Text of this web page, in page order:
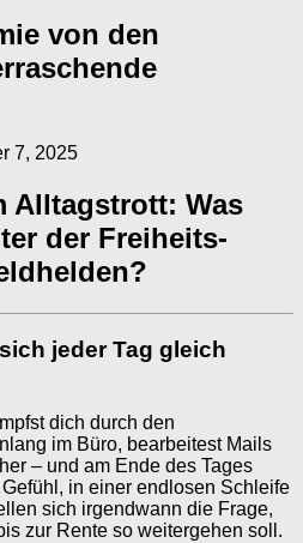
von den
7, 2025
Alltagstrott: Was
der Freiheits-
jeder Tag gleich
dich durch den
im Büro, bearbeitest Mails
– und am Ende des Tages
in einer endlosen Schleife
sich irgendwann die Frage,
zur Rente so weitergehen soll.